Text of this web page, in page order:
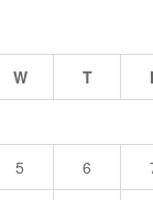
W T
5 6